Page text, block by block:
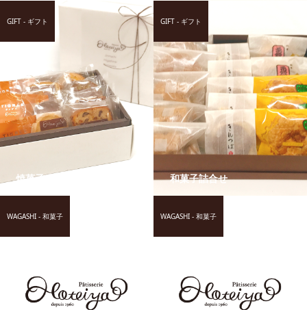
焼菓子アソート
GIFT - ギフト
和菓子詰合せ
GIFT - ギフト
WAGASHI - 和菓子 WAGASHI - 和菓子